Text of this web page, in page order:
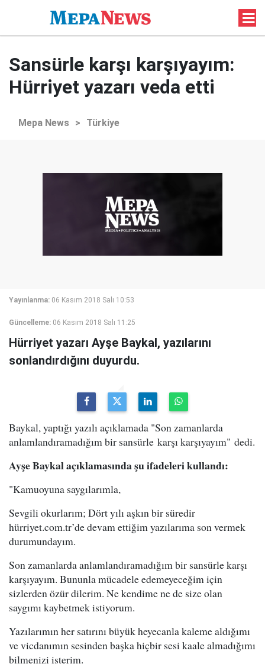
Sansürle karşı karşıyayım:
Hürriyet yazarı veda etti
Mepa News > Türkiye
Yayınlanma: 06 Kasım 2018 Salı 10:53
Güncelleme: 06 Kasım 2018 Salı 11:25
Hürriyet yazarı Ayşe Baykal, yazılarını
sonlandırdığını duyurdu.
Baykal, yaptığı yazılı açıklamada "Son zamanlarda
anlamlandıramadığım bir sansürle karşı karşıyayım" dedi.
Ayşe Baykal açıklamasında şu ifadeleri kullandı:
"Kamuoyuna saygılarımla,
Sevgili okurlarım; Dört yılı aşkın bir süredir
hürriyet.com.tr’de devam ettiğim yazılarıma son vermek
durumundayım.
Son zamanlarda anlamlandıramadığım bir sansürle karşı
karşıyayım. Bununla mücadele edemeyeceğim için
sizlerden özür dilerim. Ne kendime ne de size olan
saygımı kaybetmek istiyorum.
Yazılarımın her satırını büyük heyecanla kaleme aldığımı
ve vicdanımın sesinden başka hiçbir sesi kaale almadığımı
bilmenizi isterim.